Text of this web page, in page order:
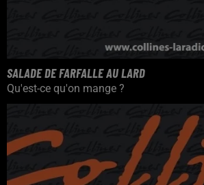
SALADE DE FARFALLE AU LARD
Qu'est-ce qu'on mange ?